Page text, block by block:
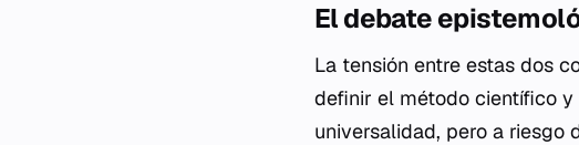
El debate
La tensión entre estas dos
definir el método científico
universalidad, pero a riesgo